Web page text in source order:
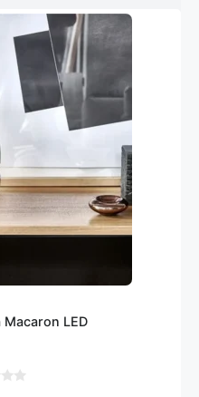
Macaron LED